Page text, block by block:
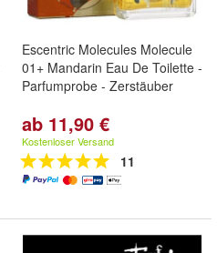
Escentric Molecules Molecule
01+ Mandarin Eau De Toilette -
Parfumprobe - Zerstäuber
ab 11,90 €
Kostenloser Versand
11